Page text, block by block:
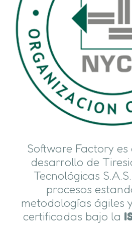
Software Factory
desarrollo de
Tecnológicas
procesos
metodologías ágiles
certificadas bajo la